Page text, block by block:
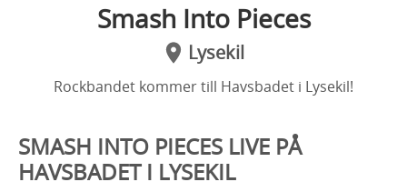
Smash Into Pieces
Lysekil
Rockbandet kommer till Havsbadet i Lysekil!
SMASH INTO PIECES LIVE PÅ
HAVSBADET I LYSEKIL